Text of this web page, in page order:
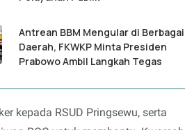
Antrean BBM Mengular di Berbagai
Daerah, FKWKP Minta Presiden
Prabowo Ambil Langkah Tegas
kepada RSUD Pringsewu, serta